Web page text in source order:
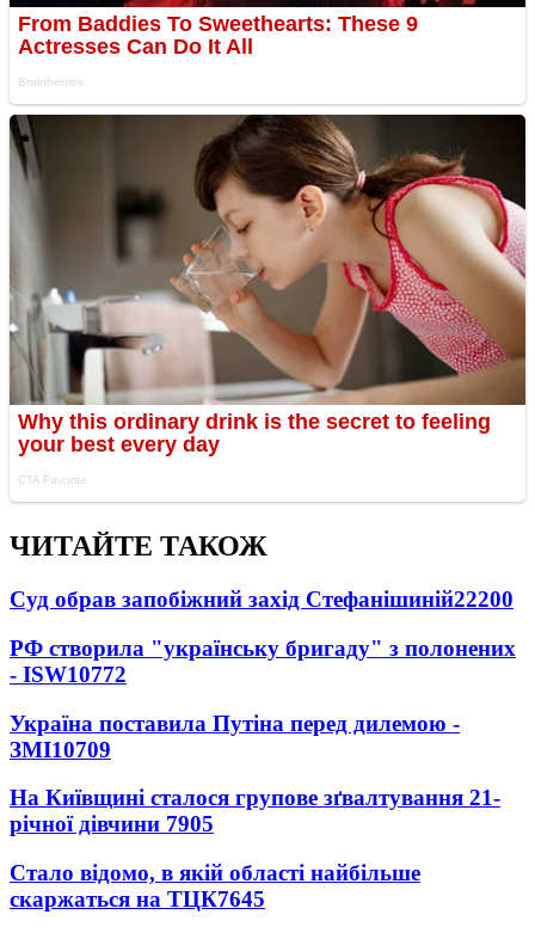
ЧИТАЙТЕ ТАКОЖ
Суд обрав запобіжний захід Стефанішиній22200
РФ створила "українську бригаду" з полонених
- ISW10772
Україна поставила Путіна перед дилемою -
ЗМІ10709
На Київщині сталося групове зґвалтування 21-
річної дівчини 7905
Стало відомо, в якій області найбільше
скаржаться на ТЦК7645